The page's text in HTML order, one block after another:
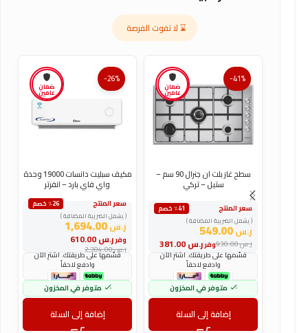
⌛ لا تفوت الفرصة
ضمان
عامين
-41%
سطح غاز بلت ان جنرال 90 سم –
ستيل – تركي
سعر المنتج
٪41 خصم
( يشمل الضريبة المضافة )
ر.س549.00
وفرر.س ر.س930.00
قسّمها على طريقتك. اشترِ الآن
وادفع لاحقاً
متوفر في المخزون
إضافة إلى السلة
ضمان
عامين
-26%
مكيف سبليت دانسات 19000 وحدة
واي فاي بارد – انفرتر
سعر المنتج
٪26 خصم
( يشمل الضريبة المضافة )
ر.س1,694.00
وفرر.س
ر.س2,304.00
قسّمها على طريقتك. اشترِ الآن
وادفع لاحقاً
متوفر في المخزون
إضافة إلى السلة